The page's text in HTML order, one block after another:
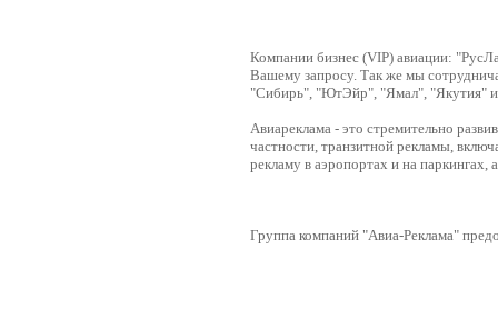
Компании бизнес (VIP) авиации:
Вашему запросу. Так же мы
"Сибирь", "ЮтЭйр", "Ямал", "Якутия" и
Авиареклама - это стремительно
частности, транзитной рекламы,
рекламу в аэропортах и на
Группа компаний "Авиа-Реклама"